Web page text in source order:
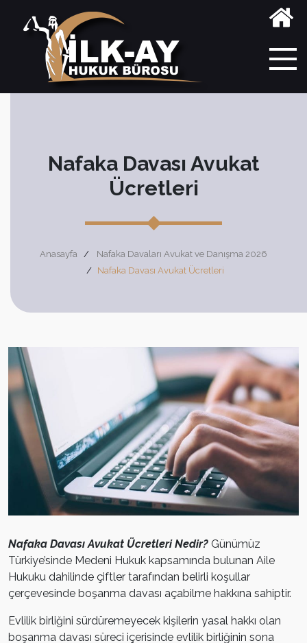
Nafaka Davası Avukat
Ücretleri
Anasayfa
Nafaka Davaları Avukat ve Danışma 2026
Nafaka Davası Avukat Ücretleri
Nafaka Davası Avukat Ücretleri Nedir? Günümüz
Türkiye’sinde Medeni Hukuk kapsamında bulunan Aile
Hukuku dahilinde çiftler tarafından belirli koşullar
çerçevesinde boşanma davası açabilme hakkına sahiptir.
Evlilik birliğini sürdüremeyecek kişilerin yasal hakkı olan
boşanma davası süreci içerisinde evlilik birliğinin sona